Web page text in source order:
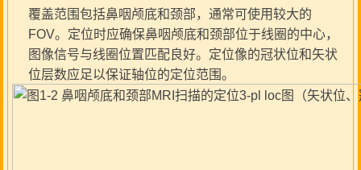
覆盖范围包括鼻咽颅底和颈部，通常可使用较大的
FOV。定位时应确保鼻咽颅底和颈部位于线圈的中心，
图像信号与线圈位置匹配良好。定位像的冠状位和矢状
位层数应足以保证轴位的定位范围。